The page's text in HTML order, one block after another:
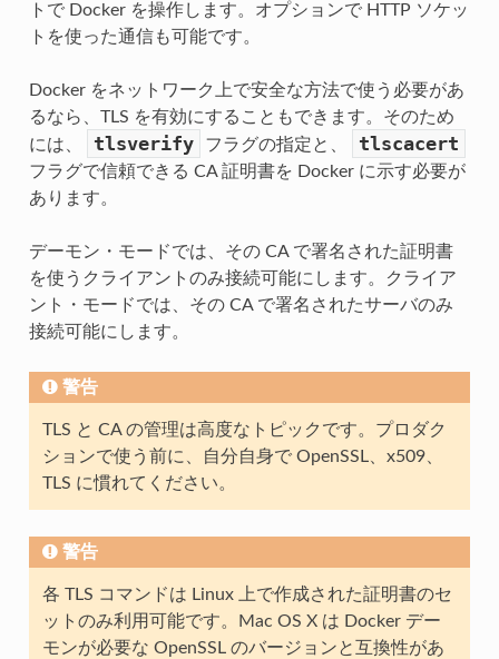
トで Docker を操作します。オプションで HTTP ソケッ
トを使った通信も可能です。
Docker をネットワーク上で安全な方法で使う必要があ
るなら、TLS を有効にすることもできます。そのため
には、
tlsverify フラグの指定と、 tlscacert
フラグで信頼できる CA 証明書を Docker に示す必要が
あります。
デーモン・モードでは、その CA で署名された証明書
を使うクライアントのみ接続可能にします。クライア
ント・モードでは、その CA で署名されたサーバのみ
接続可能にします。
警告
TLS と CA の管理は高度なトピックです。プロダク
ションで使う前に、自分自身で OpenSSL、x509、
TLS に慣れてください。
警告
各 TLS コマンドは Linux 上で作成された証明書のセ
ットのみ利用可能です。Mac OS X は Docker デー
モンが必要な OpenSSL のバージョンと互換性があ